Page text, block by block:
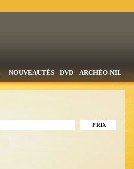
NOUVEAUTÉS DVD ARCHÉO-NIL
PRIX